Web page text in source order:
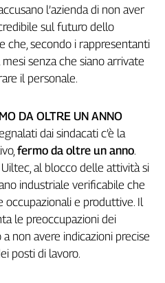
l’azienda di non aver
sul futuro dello
che, secondo i rappresentanti
senza che siano arrivate
il personale.
DA OLTRE UN ANNO
dai sindacati c’è la
fermo da oltre un anno.
al blocco delle attività si
industriale verificabile che
occupazionali e produttive. Il
le preoccupazioni dei
non avere indicazioni precise
posti di lavoro.